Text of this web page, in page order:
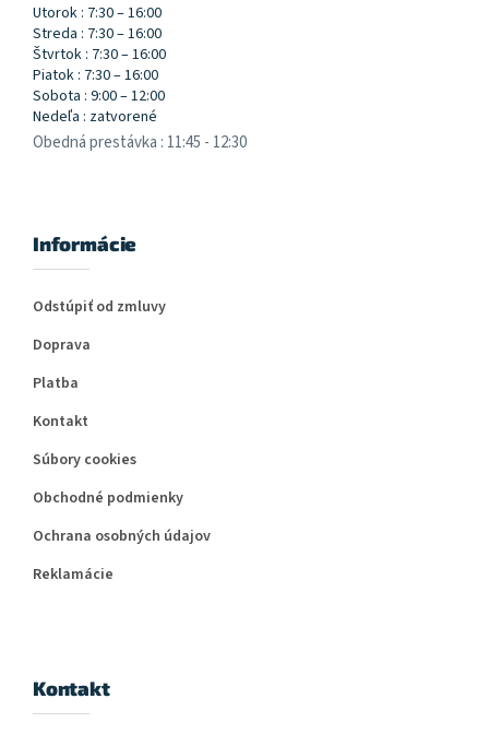
Utorok : 7:30 – 16:00
Streda : 7:30 – 16:00
Štvrtok : 7:30 – 16:00
Piatok : 7:30 – 16:00
Sobota : 9:00 – 12:00
Nedeľa : zatvorené
Obedná prestávka : 11:45 - 12:30
Informácie
Odstúpiť od zmluvy
Doprava
Platba
Kontakt
Súbory cookies
Obchodné podmienky
Ochrana osobných údajov
Reklamácie
Kontakt